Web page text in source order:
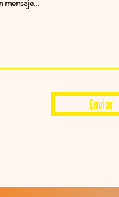
mensaje...
Enviar